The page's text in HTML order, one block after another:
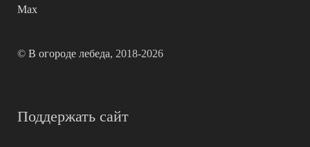
Max
© В огороде лебеда, 2018-2026
Поддержать сайт